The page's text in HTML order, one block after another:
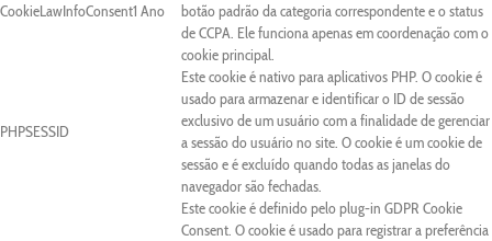
CookieLawInfoConsent1 Ano
botão padrão da categoria correspondente e o status
de CCPA. Ele funciona apenas em coordenação com o
cookie principal.
PHPSESSID
Este cookie é nativo para aplicativos PHP. O cookie é
usado para armazenar e identificar o ID de sessão
exclusivo de um usuário com a finalidade de gerenciar
a sessão do usuário no site. O cookie é um cookie de
sessão e é excluído quando todas as janelas do
navegador são fechadas.
Este cookie é definido pelo plug-in GDPR Cookie
Consent. O cookie é usado para registrar a preferência